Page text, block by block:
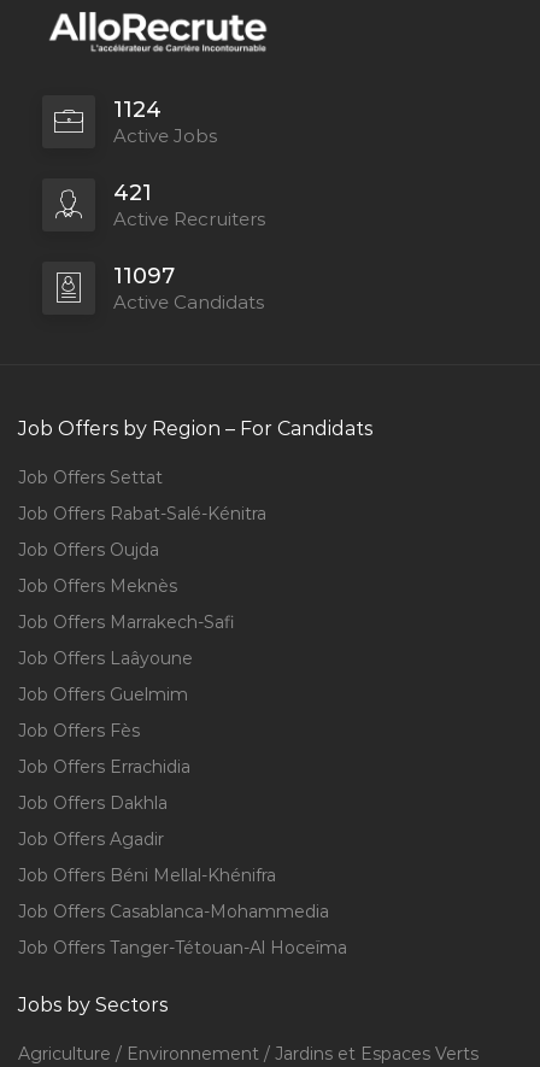
1124
Active Jobs
421
Active Recruiters
11097
Active Candidats
Job Offers by Region – For Candidats
Job Offers Settat
Job Offers Rabat-Salé-Kénitra
Job Offers Oujda
Job Offers Meknès
Job Offers Marrakech-Safi
Job Offers Laâyoune
Job Offers Guelmim
Job Offers Fès
Job Offers Errachidia
Job Offers Dakhla
Job Offers Agadir
Job Offers Béni Mellal-Khénifra
Job Offers Casablanca-Mohammedia
Job Offers Tanger-Tétouan-Al Hoceïma
Jobs by Sectors
Agriculture / Environnement / Jardins et Espaces Verts